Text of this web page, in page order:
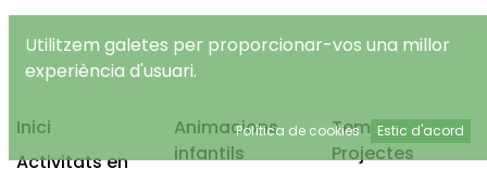
Inici
Activitats en
Animacions
infantils
Temps Lliure
Projectes
Utilitzem galetes per proporcionar-vos una millor
experiència d'usuari.
Política de cookies Estic d'acord